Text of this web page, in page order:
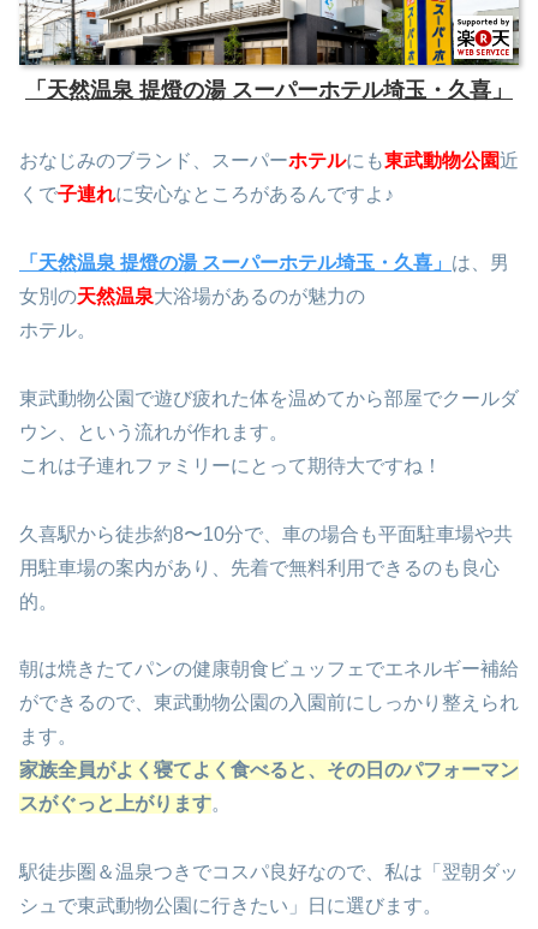
「天然温泉 提燈の湯 スーパーホテル埼玉・久喜」
おなじみのブランド、スーパーホテルにも東武動物公園近
くで子連れに安心なところがあるんですよ♪
「天然温泉 提燈の湯 スーパーホテル埼玉・久喜」 は、男
女別の天然温泉大浴場があるのが魅力の
ホテル。
東武動物公園で遊び疲れた体を温めてから部屋でクールダ
ウン、という流れが作れます。
これは子連れファミリーにとって期待大ですね！
久喜駅から徒歩約8〜10分で、車の場合も平面駐車場や共
用駐車場の案内があり、先着で無料利用できるのも良心
的。
朝は焼きたてパンの健康朝食ビュッフェでエネルギー補給
ができるので、東武動物公園の入園前にしっかり整えられ
ます。
家族全員がよく寝てよく食べると、その日のパフォーマン
スがぐっと上がります。
駅徒歩圏＆温泉つきでコスパ良好なので、私は「翌朝ダッ
シュで東武動物公園に行きたい」日に選びます。